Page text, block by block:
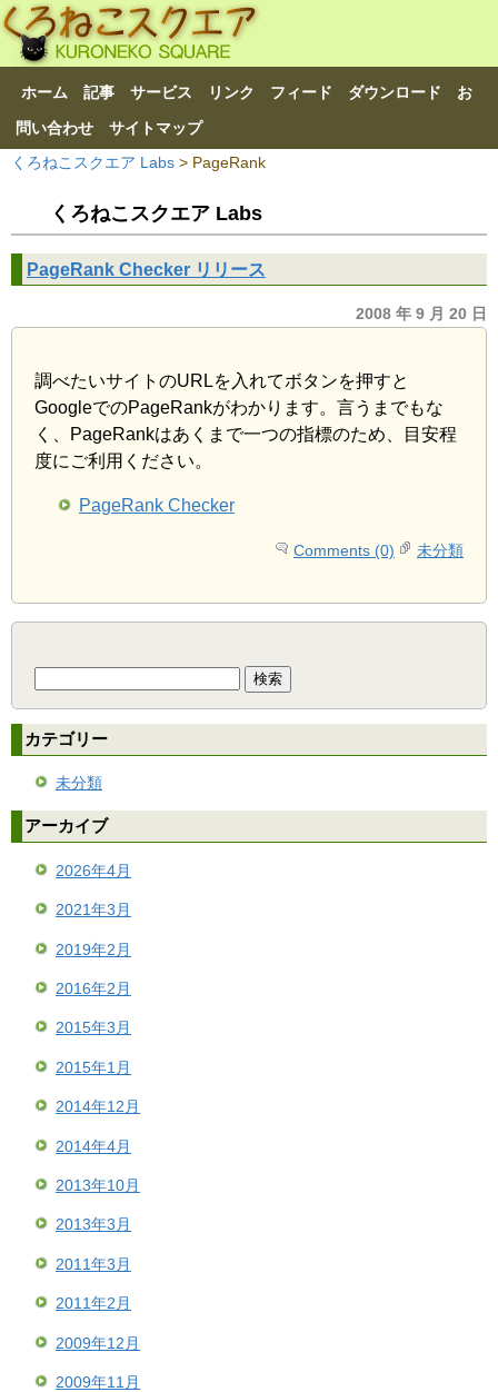
ホーム 記事 サービス リンク フィード ダウンロード お
問い合わせ サイトマップ
くろねこスクエア Labs > PageRank
くろねこスクエア Labs
PageRank Checker リリース
2008 年 9 月 20 日
調べたいサイトのURLを入れてボタンを押すと
GoogleでのPageRankがわかります。言うまでもな
く、PageRankはあくまで一つの指標のため、目安程
度にご利用ください。
PageRank Checker
Comments (0) 未分類
カテゴリー
未分類
アーカイブ
2026年4月
2021年3月
2019年2月
2016年2月
2015年3月
2015年1月
2014年12月
2014年4月
2013年10月
2013年3月
2011年3月
2011年2月
2009年12月
2009年11月